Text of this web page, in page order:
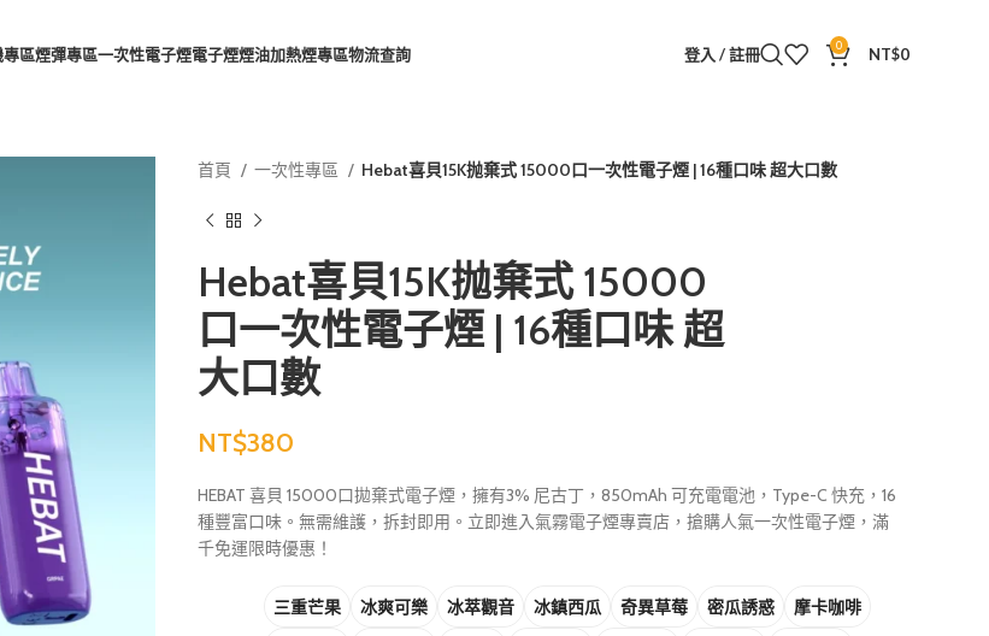
區煙彈專區一次性電子煙電子煙煙油加熱煙專區物流查詢 登入 / 註冊 0 NT$0
首頁 一次性專區 Hebat喜貝15K抛棄式 15000口一次性電子煙 | 16種口味 超大口數
Hebat喜貝15K抛棄式 15000
口一次性電子煙 | 16種口味 超
大口數
NT$
HEBAT 喜貝 15000口拋棄式電子煙，擁有3% 尼古丁，850mAh 可充電電池，Type-C 快充，16
種豐富口味。無需維護，拆封即用。立即進入氣霧電子煙專賣店，搶購人氣一次性電子煙，滿
千免運限時優惠！
三重芒果 冰爽可樂 冰萃觀音 冰鎮西瓜 奇異草莓 密瓜誘惑
摩卡咖啡